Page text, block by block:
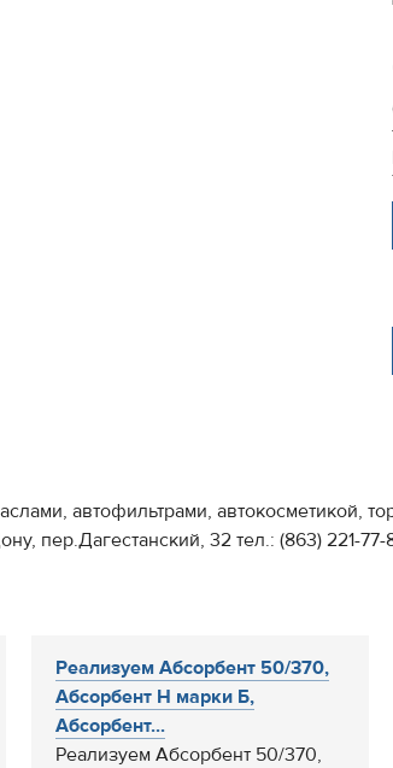
автофильтрами, автокосметикой,
пер.Дагестанский, 32 тел.: (863) 221-
Реализуем Абсорбент 50/370,
Абсорбент Н марки Б,
Абсорбент...
Реализуем Абсорбент 50/370,